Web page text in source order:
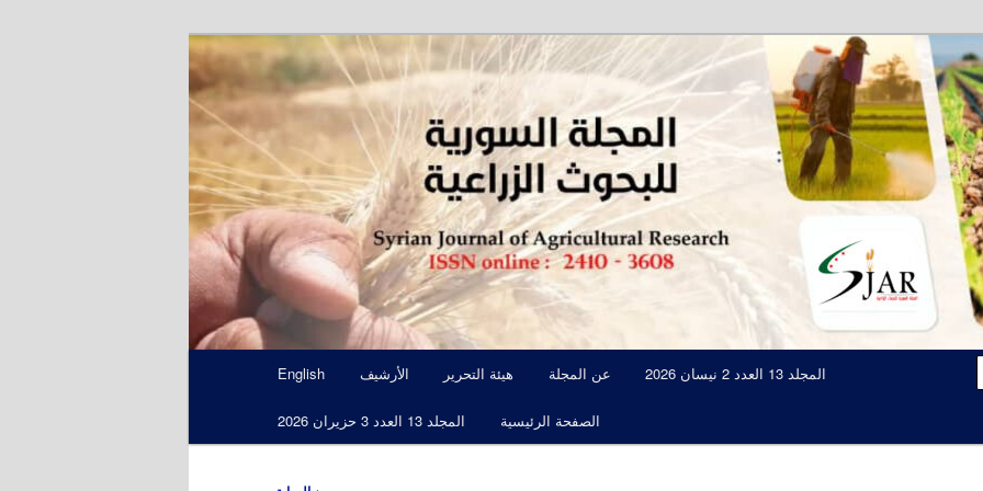
المجلة السورية للبحوث الزراعية SJAR
مجلة علمية محكمة تصدرها الهيئة العامة للبحوث العلمية الزراعية
English الأرشيف هيئة التحرير عن المجلة المجلد 13 العدد 2 نيسان 2026
المجلد 13 العدد 3 حزيران 2026 الصفحة الرئيسية